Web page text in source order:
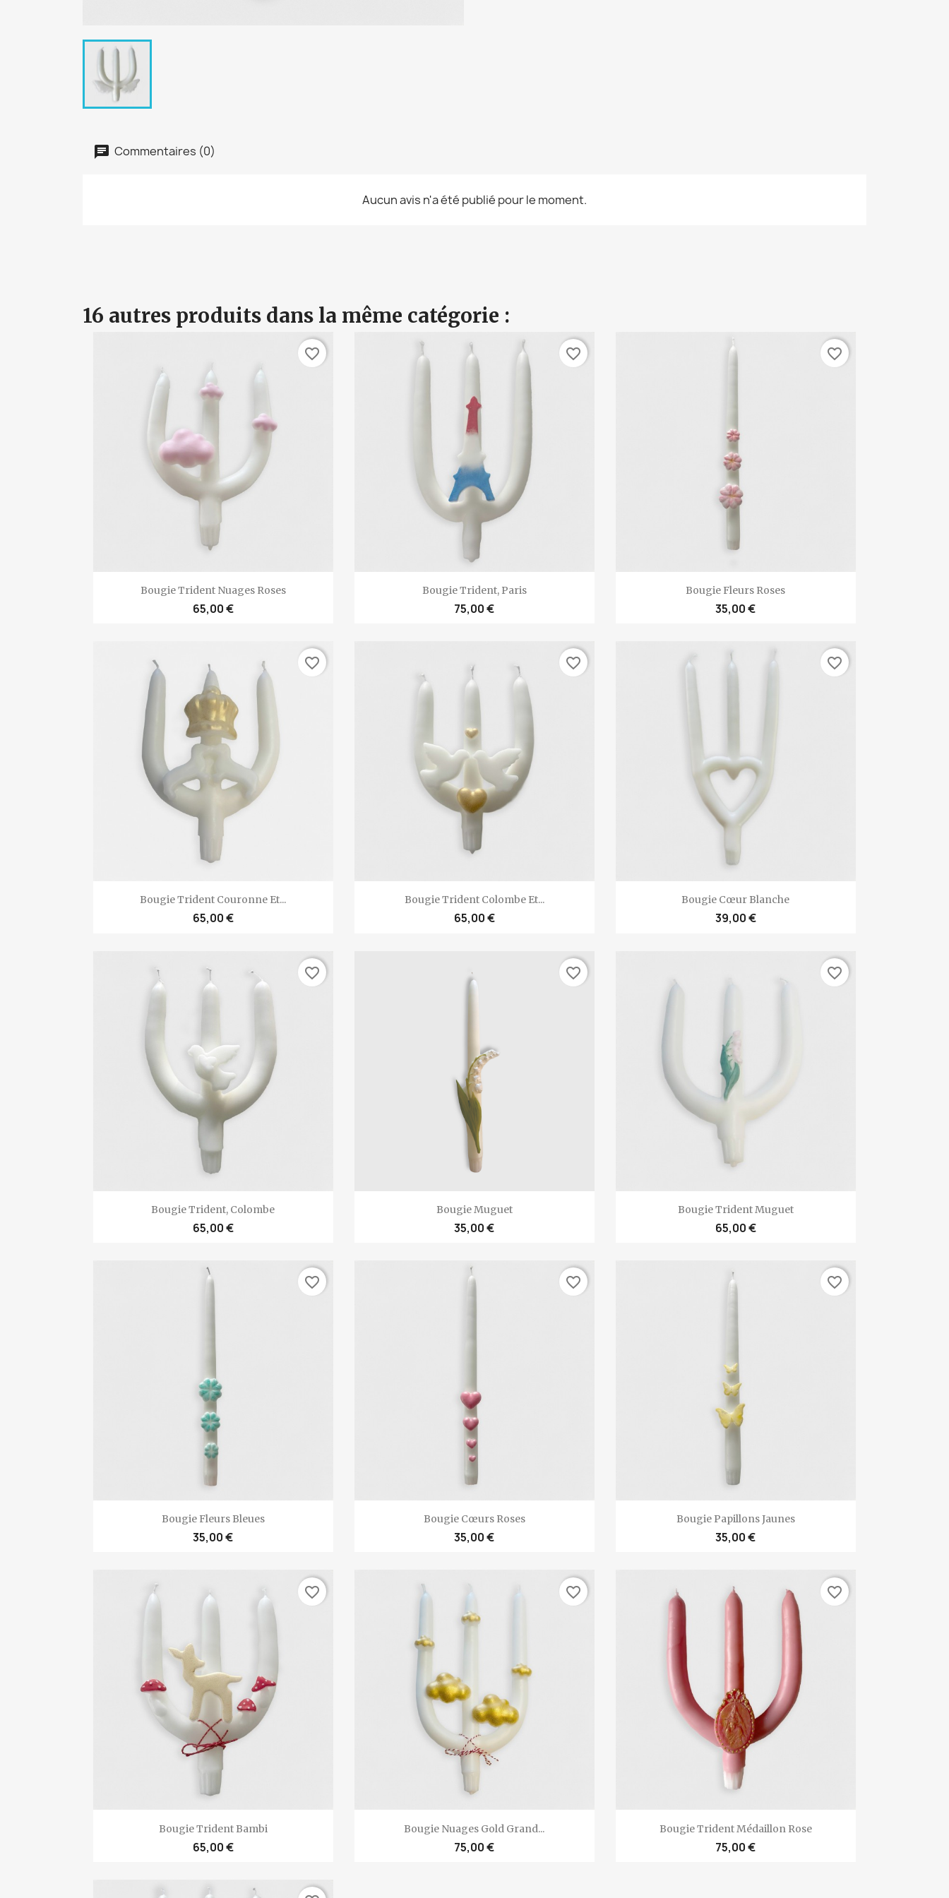
Commentaires (0)
Aucun avis n'a été publié pour le moment.
16 autres produits dans la même catégorie :
Aperçu rapide
Bougie Trident Nuages Roses
65,00 €
favorite_border
Aperçu rapide
Bougie Trident, Paris
75,00 €
favorite_border
Aperçu rapide
Bougie Fleurs Roses
35,00 €
favorite_border
Aperçu rapide
Bougie Trident Couronne Et...
65,00 €
favorite_border
Aperçu rapide
Bougie Trident Colombe Et...
65,00 €
favorite_border
Aperçu rapide
Bougie Cœur Blanche
39,00 €
favorite_border
Aperçu rapide
Bougie Trident, Colombe
65,00 €
favorite_border
Aperçu rapide
Bougie Muguet
35,00 €
favorite_border
Aperçu rapide
Bougie Trident Muguet
65,00 €
favorite_border
Aperçu rapide
Bougie Fleurs Bleues
35,00 €
favorite_border
Aperçu rapide
Bougie Cœurs Roses
35,00 €
favorite_border
Aperçu rapide
Bougie Papillons Jaunes
35,00 €
favorite_border
Aperçu rapide
Bougie Trident Bambi
65,00 €
favorite_border
Aperçu rapide
Bougie Nuages Gold Grand...
75,00 €
favorite_border
Aperçu rapide
Bougie Trident Médaillon Rose
75,00 €
favorite_border